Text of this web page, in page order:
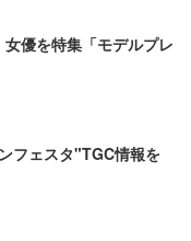
優を特集「モデルプレ
フェスタ"TGC情報を